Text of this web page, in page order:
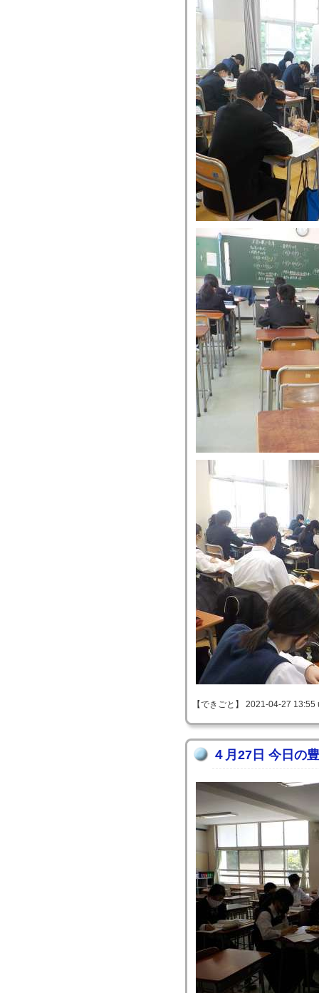
【できごと】 2021-04-27
４月27日 今日の